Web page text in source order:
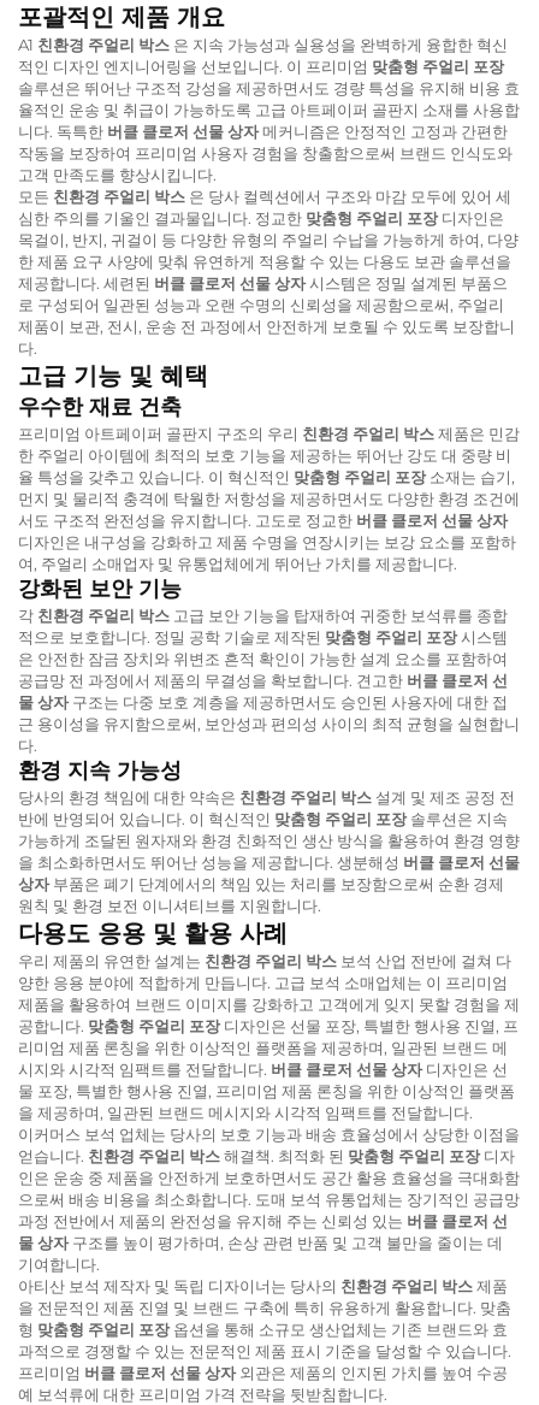
포괄적인 제품 개요
A1 친환경 주얼리 박스 은 지속 가능성과 실용성을 완벽하게 융합한 혁신
적인 디자인 엔지니어링을 선보입니다. 이 프리미엄 맞춤형 주얼리 포장
솔루션은 뛰어난 구조적 강성을 제공하면서도 경량 특성을 유지해 비용 효
율적인 운송 및 취급이 가능하도록 고급 아트페이퍼 골판지 소재를 사용합
니다. 독특한 버클 클로저 선물 상자메커니즘은 안정적인 고정과 간편한
작동을 보장하여 프리미엄 사용자 경험을 창출함으로써 브랜드 인식도와
고객 만족도를 향상시킵니다.
모든 친환경 주얼리 박스 은 당사 컬렉션에서 구조와 마감 모두에 있어 세
심한 주의를 기울인 결과물입니다. 정교한 맞춤형 주얼리 포장디자인은
목걸이, 반지, 귀걸이 등 다양한 유형의 주얼리 수납을 가능하게 하여, 다양
한 제품 요구 사양에 맞춰 유연하게 적용할 수 있는 다용도 보관 솔루션을
제공합니다. 세련된 버클 클로저 선물 상자시스템은 정밀 설계된 부품으
로 구성되어 일관된 성능과 오랜 수명의 신뢰성을 제공함으로써, 주얼리
제품이 보관, 전시, 운송 전 과정에서 안전하게 보호될 수 있도록 보장합니
다.
고급 기능 및 혜택
우수한 재료 건축
프리미엄 아트페이퍼 골판지 구조의 우리 친환경 주얼리 박스제품은 민감
한 주얼리 아이템에 최적의 보호 기능을 제공하는 뛰어난 강도 대 중량 비
율 특성을 갖추고 있습니다. 이 혁신적인 맞춤형 주얼리 포장소재는 습기,
먼지 및 물리적 충격에 탁월한 저항성을 제공하면서도 다양한 환경 조건에
서도 구조적 완전성을 유지합니다. 고도로 정교한 버클 클로저 선물 상자
디자인은 내구성을 강화하고 제품 수명을 연장시키는 보강 요소를 포함하
여, 주얼리 소매업자 및 유통업체에게 뛰어난 가치를 제공합니다.
강화된 보안 기능
각 친환경 주얼리 박스 고급 보안 기능을 탑재하여 귀중한 보석류를 종합
적으로 보호합니다. 정밀 공학 기술로 제작된 맞춤형 주얼리 포장시스템
은 안전한 잠금 장치와 위변조 흔적 확인이 가능한 설계 요소를 포함하여
공급망 전 과정에서 제품의 무결성을 확보합니다. 견고한 버클 클로저 선
물 상자구조는 다중 보호 계층을 제공하면서도 승인된 사용자에 대한 접
근 용이성을 유지함으로써, 보안성과 편의성 사이의 최적 균형을 실현합니
다.
환경 지속 가능성
당사의 환경 책임에 대한 약속은 친환경 주얼리 박스 설계 및 제조 공정 전
반에 반영되어 있습니다. 이 혁신적인 맞춤형 주얼리 포장솔루션은 지속
가능하게 조달된 원자재와 환경 친화적인 생산 방식을 활용하여 환경 영향
을 최소화하면서도 뛰어난 성능을 제공합니다. 생분해성 버클 클로저 선물
상자부품은 폐기 단계에서의 책임 있는 처리를 보장함으로써 순환 경제
원칙 및 환경 보전 이니셔티브를 지원합니다.
다용도 응용 및 활용 사례
우리 제품의 유연한 설계는 친환경 주얼리 박스 보석 산업 전반에 걸쳐 다
양한 응용 분야에 적합하게 만듭니다. 고급 보석 소매업체는 이 프리미엄
제품을 활용하여 브랜드 이미지를 강화하고 고객에게 잊지 못할 경험을 제
공합니다. 맞춤형 주얼리 포장디자인은 선물 포장, 특별한 행사용 진열, 프
리미엄 제품 론칭을 위한 이상적인 플랫폼을 제공하며, 일관된 브랜드 메
시지와 시각적 임팩트를 전달합니다. 버클 클로저 선물 상자디자인은 선
물 포장, 특별한 행사용 진열, 프리미엄 제품 론칭을 위한 이상적인 플랫폼
을 제공하며, 일관된 브랜드 메시지와 시각적 임팩트를 전달합니다.
이커머스 보석 업체는 당사의 보호 기능과 배송 효율성에서 상당한 이점을
얻습니다. 친환경 주얼리 박스해결책. 최적화 된 맞춤형 주얼리 포장디자
인은 운송 중 제품을 안전하게 보호하면서도 공간 활용 효율성을 극대화함
으로써 배송 비용을 최소화합니다. 도매 보석 유통업체는 장기적인 공급망
과정 전반에서 제품의 완전성을 유지해 주는 신뢰성 있는 버클 클로저 선
물 상자구조를 높이 평가하며, 손상 관련 반품 및 고객 불만을 줄이는 데
기여합니다.
아티산 보석 제작자 및 독립 디자이너는 당사의 친환경 주얼리 박스제품
을 전문적인 제품 진열 및 브랜드 구축에 특히 유용하게 활용합니다. 맞춤
형 맞춤형 주얼리 포장옵션을 통해 소규모 생산업체는 기존 브랜드와 효
과적으로 경쟁할 수 있는 전문적인 제품 표시 기준을 달성할 수 있습니다.
프리미엄 버클 클로저 선물 상자외관은 제품의 인지된 가치를 높여 수공
예 보석류에 대한 프리미엄 가격 전략을 뒷받침합니다.